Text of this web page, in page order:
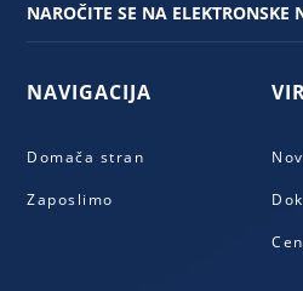
NAROČITE SE NA ELEKTRONSKE
NAVIGACIJA
Domača stran
Zaposlimo